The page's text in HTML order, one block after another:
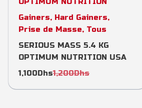
Gainers, Hard Gainers,
Prise de Masse, Tous
SERIOUS MASS 5.4 KG
OPTIMUM NUTRITION USA
1,200Dhs
1,100Dhs